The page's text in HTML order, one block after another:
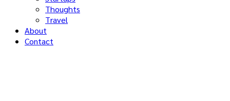
Thoughts
Travel
About
Contact